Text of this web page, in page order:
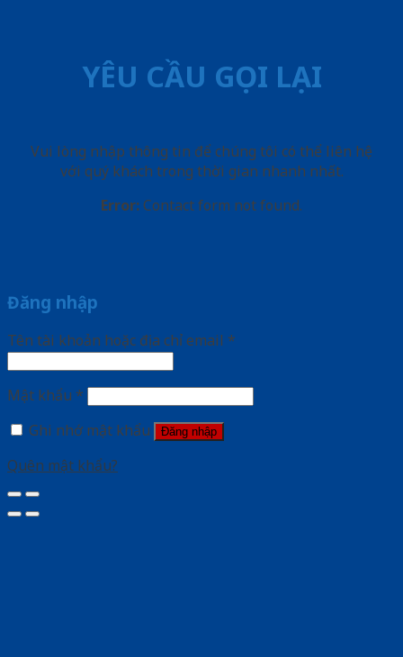
YÊU CẦU GỌI LẠI
Vui lòng nhập thông tin để chúng tôi có thể liên hệ
với quý khách trong thời gian nhanh nhất.
Error: Contact form not found.
Đăng nhập
Tên tài khoản hoặc địa chỉ email *
Mật khẩu *
Ghi nhớ mật khẩu
Đăng nhập
Quên mật khẩu?